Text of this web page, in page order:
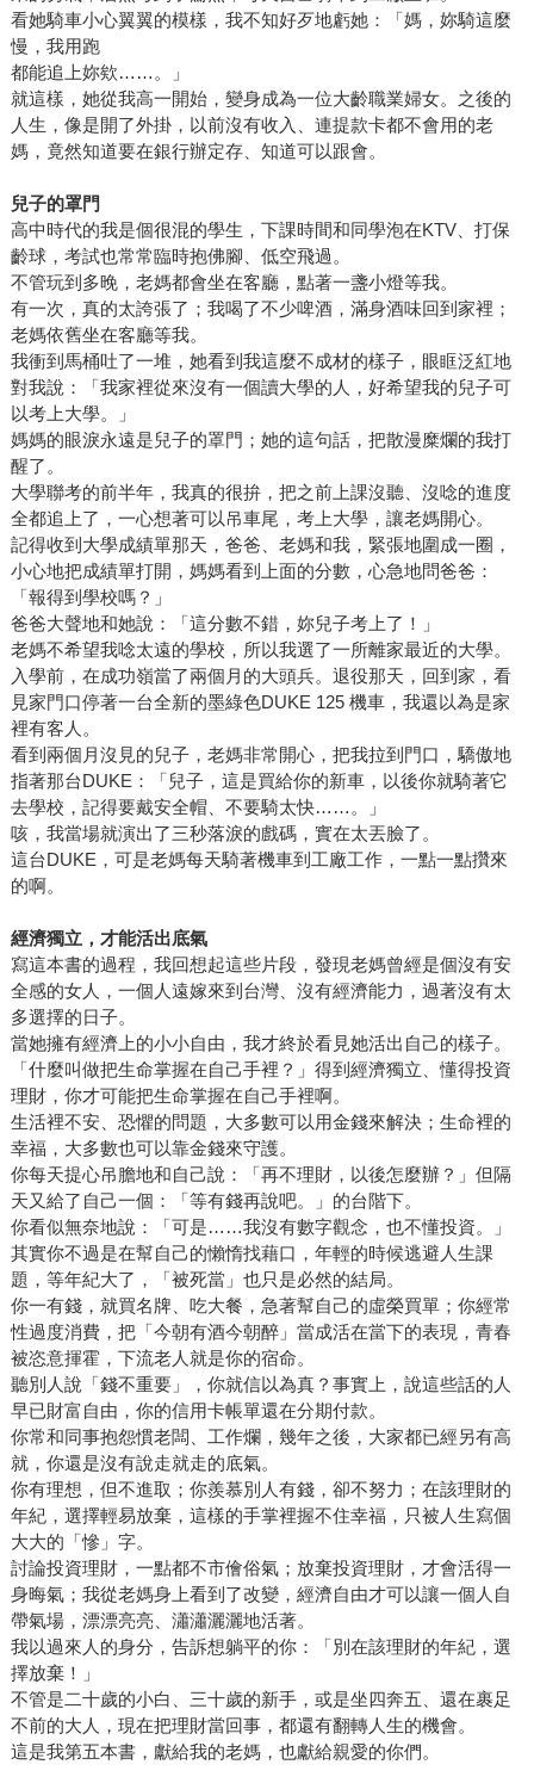
看她騎車小心翼翼的模樣，我不知好歹地虧她：「媽，妳騎這麼
慢，我用跑
都能追上妳欸……。」
就這樣，她從我高一開始，變身成為一位大齡職業婦女。之後的
人生，像是開了外掛，以前沒有收入、連提款卡都不會用的老
媽，竟然知道要在銀行辦定存、知道可以跟會。
兒子的罩門
高中時代的我是個很混的學生，下課時間和同學泡在KTV、打保
齡球，考試也常常臨時抱佛腳、低空飛過。
不管玩到多晚，老媽都會坐在客廳，點著一盞小燈等我。
有一次，真的太誇張了；我喝了不少啤酒，滿身酒味回到家裡；
老媽依舊坐在客廳等我。
我衝到馬桶吐了一堆，她看到我這麼不成材的樣子，眼眶泛紅地
對我說：「我家裡從來沒有一個讀大學的人，好希望我的兒子可
以考上大學。」
媽媽的眼淚永遠是兒子的罩門；她的這句話，把散漫糜爛的我打
醒了。
大學聯考的前半年，我真的很拚，把之前上課沒聽、沒唸的進度
全都追上了，一心想著可以吊車尾，考上大學，讓老媽開心。
記得收到大學成績單那天，爸爸、老媽和我，緊張地圍成一圈，
小心地把成績單打開，媽媽看到上面的分數，心急地問爸爸：
「報得到學校嗎？」
爸爸大聲地和她說：「這分數不錯，妳兒子考上了！」
老媽不希望我唸太遠的學校，所以我選了一所離家最近的大學。
入學前，在成功嶺當了兩個月的大頭兵。退役那天，回到家，看
見家門口停著一台全新的墨綠色DUKE 125 機車，我還以為是家
裡有客人。
看到兩個月沒見的兒子，老媽非常開心，把我拉到門口，驕傲地
指著那台DUKE：「兒子，這是買給你的新車，以後你就騎著它
去學校，記得要戴安全帽、不要騎太快……。」
咳，我當場就演出了三秒落淚的戲碼，實在太丟臉了。
這台DUKE，可是老媽每天騎著機車到工廠工作，一點一點攢來
的啊。
經濟獨立，才能活出底氣
寫這本書的過程，我回想起這些片段，發現老媽曾經是個沒有安
全感的女人，一個人遠嫁來到台灣、沒有經濟能力，過著沒有太
多選擇的日子。
當她擁有經濟上的小小自由，我才終於看見她活出自己的樣子。
「什麼叫做把生命掌握在自己手裡？」得到經濟獨立、懂得投資
理財，你才可能把生命掌握在自己手裡啊。
生活裡不安、恐懼的問題，大多數可以用金錢來解決；生命裡的
幸福，大多數也可以靠金錢來守護。
你每天提心吊膽地和自己說：「再不理財，以後怎麼辦？」但隔
天又給了自己一個：「等有錢再說吧。」的台階下。
你看似無奈地說：「可是……我沒有數字觀念，也不懂投資。」
其實你不過是在幫自己的懶惰找藉口，年輕的時候逃避人生課
題，等年紀大了，「被死當」也只是必然的結局。
你一有錢，就買名牌、吃大餐，急著幫自己的虛榮買單；你經常
性過度消費，把「今朝有酒今朝醉」當成活在當下的表現，青春
被恣意揮霍，下流老人就是你的宿命。
聽別人說「錢不重要」，你就信以為真？事實上，說這些話的人
早已財富自由，你的信用卡帳單還在分期付款。
你常和同事抱怨慣老闆、工作爛，幾年之後，大家都已經另有高
就，你還是沒有說走就走的底氣。
你有理想，但不進取；你羨慕別人有錢，卻不努力；在該理財的
年紀，選擇輕易放棄，這樣的手掌裡握不住幸福，只被人生寫個
大大的「慘」字。
討論投資理財，一點都不市儈俗氣；放棄投資理財，才會活得一
身晦氣；我從老媽身上看到了改變，經濟自由才可以讓一個人自
帶氣場，漂漂亮亮、瀟瀟灑灑地活著。
我以過來人的身分，告訴想躺平的你：「別在該理財的年紀，選
擇放棄！」
不管是二十歲的小白、三十歲的新手，或是坐四奔五、還在裹足
不前的大人，現在把理財當回事，都還有翻轉人生的機會。
這是我第五本書，獻給我的老媽，也獻給親愛的你們。